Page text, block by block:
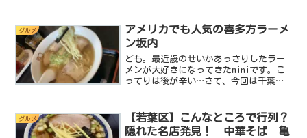
いて世界各国のメディア関係者が一堂に
集いここから各国へ放...
グルメ
アメリカでも人気の喜多方ラーメ
ン坂内
ども。最近歳のせいかあっさりしたラー
メンが大好きになってきたminiです。こ
ってりは後が辛い…さて、今回は千葉県
ータ店名：喜多方ラーメン 坂内住所：
千葉県千葉市中央区稲荷...
グルメ
【若葉区】こんなところで行列？
隠れた名店発見！ 中華そば 亀